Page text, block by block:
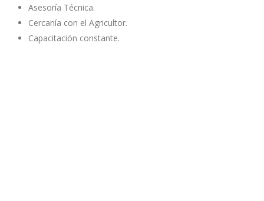
Asesoría Técnica.
Cercanía con el Agricultor.
Capacitación constante.